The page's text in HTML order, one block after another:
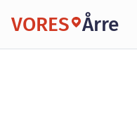
VORES Årre